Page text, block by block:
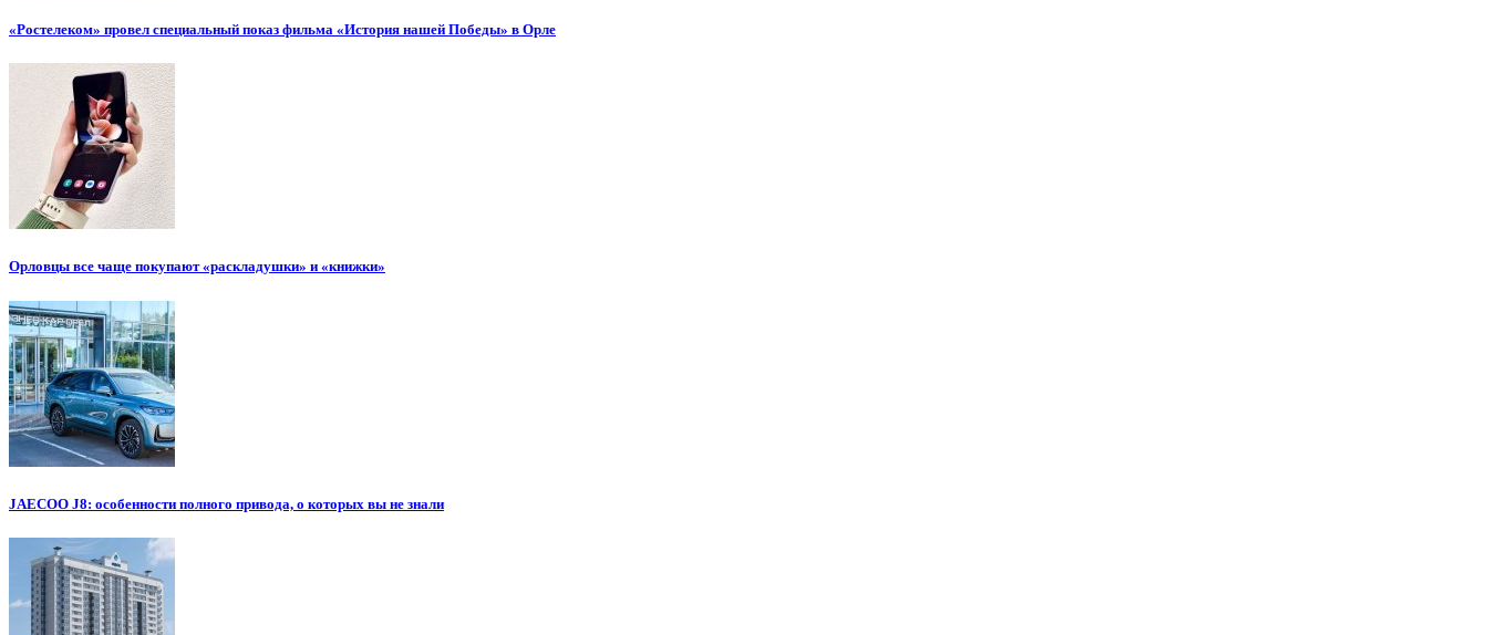
«Ростелеком» провел специальный показ фильма «История нашей Победы» в Орле
Орловцы все чаще покупают «раскладушки» и «книжки»
JAECOO J8: особенности полного привода, о которых вы не знали